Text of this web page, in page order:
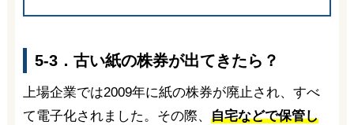
5-3．古い紙の株券が出てきたら？
上場企業では2009年に紙の株券が廃止され、すべ
て電子化されました。その際、 自宅などで保管し